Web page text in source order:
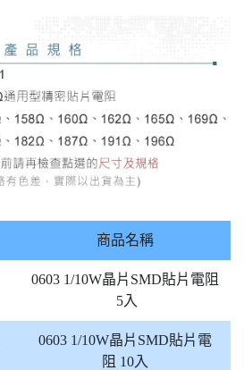
商品名稱
0603 1/10W晶片SMD貼片電阻
5入
0603 1/10W晶片SMD貼片電
阻 10入